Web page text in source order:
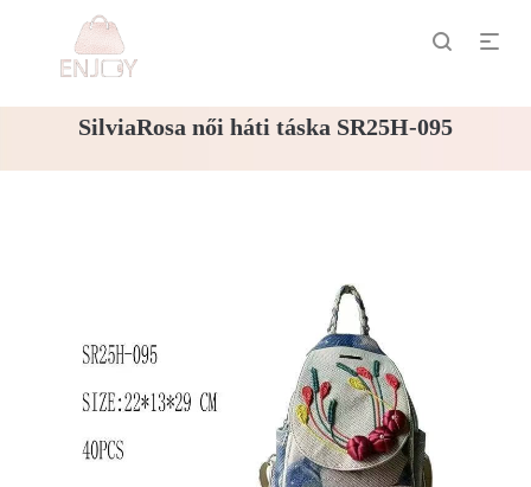
SilviaRosa női háti táska SR25H-095